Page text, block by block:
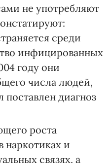
не употребляют
среди
инфицированных
году они
числа людей,
диагноз
роста
наркотиках и
связях, а